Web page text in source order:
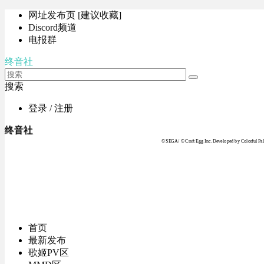
网址发布页 [建议收藏]
Discord频道
电报群
终音社
搜索
登录 / 注册
终音社
© SEGA / © Craft Egg Inc. Developed by Colorful
首页
最新发布
歌姬PV区